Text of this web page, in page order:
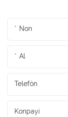
Non
Al
Telefòn
Konpayi